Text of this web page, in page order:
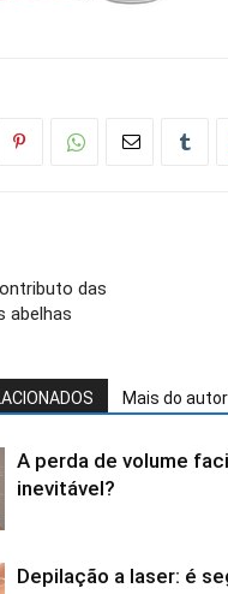
das
abelhas
Mais do autor
A perda de volume
inevitável?
Depilação a laser: é